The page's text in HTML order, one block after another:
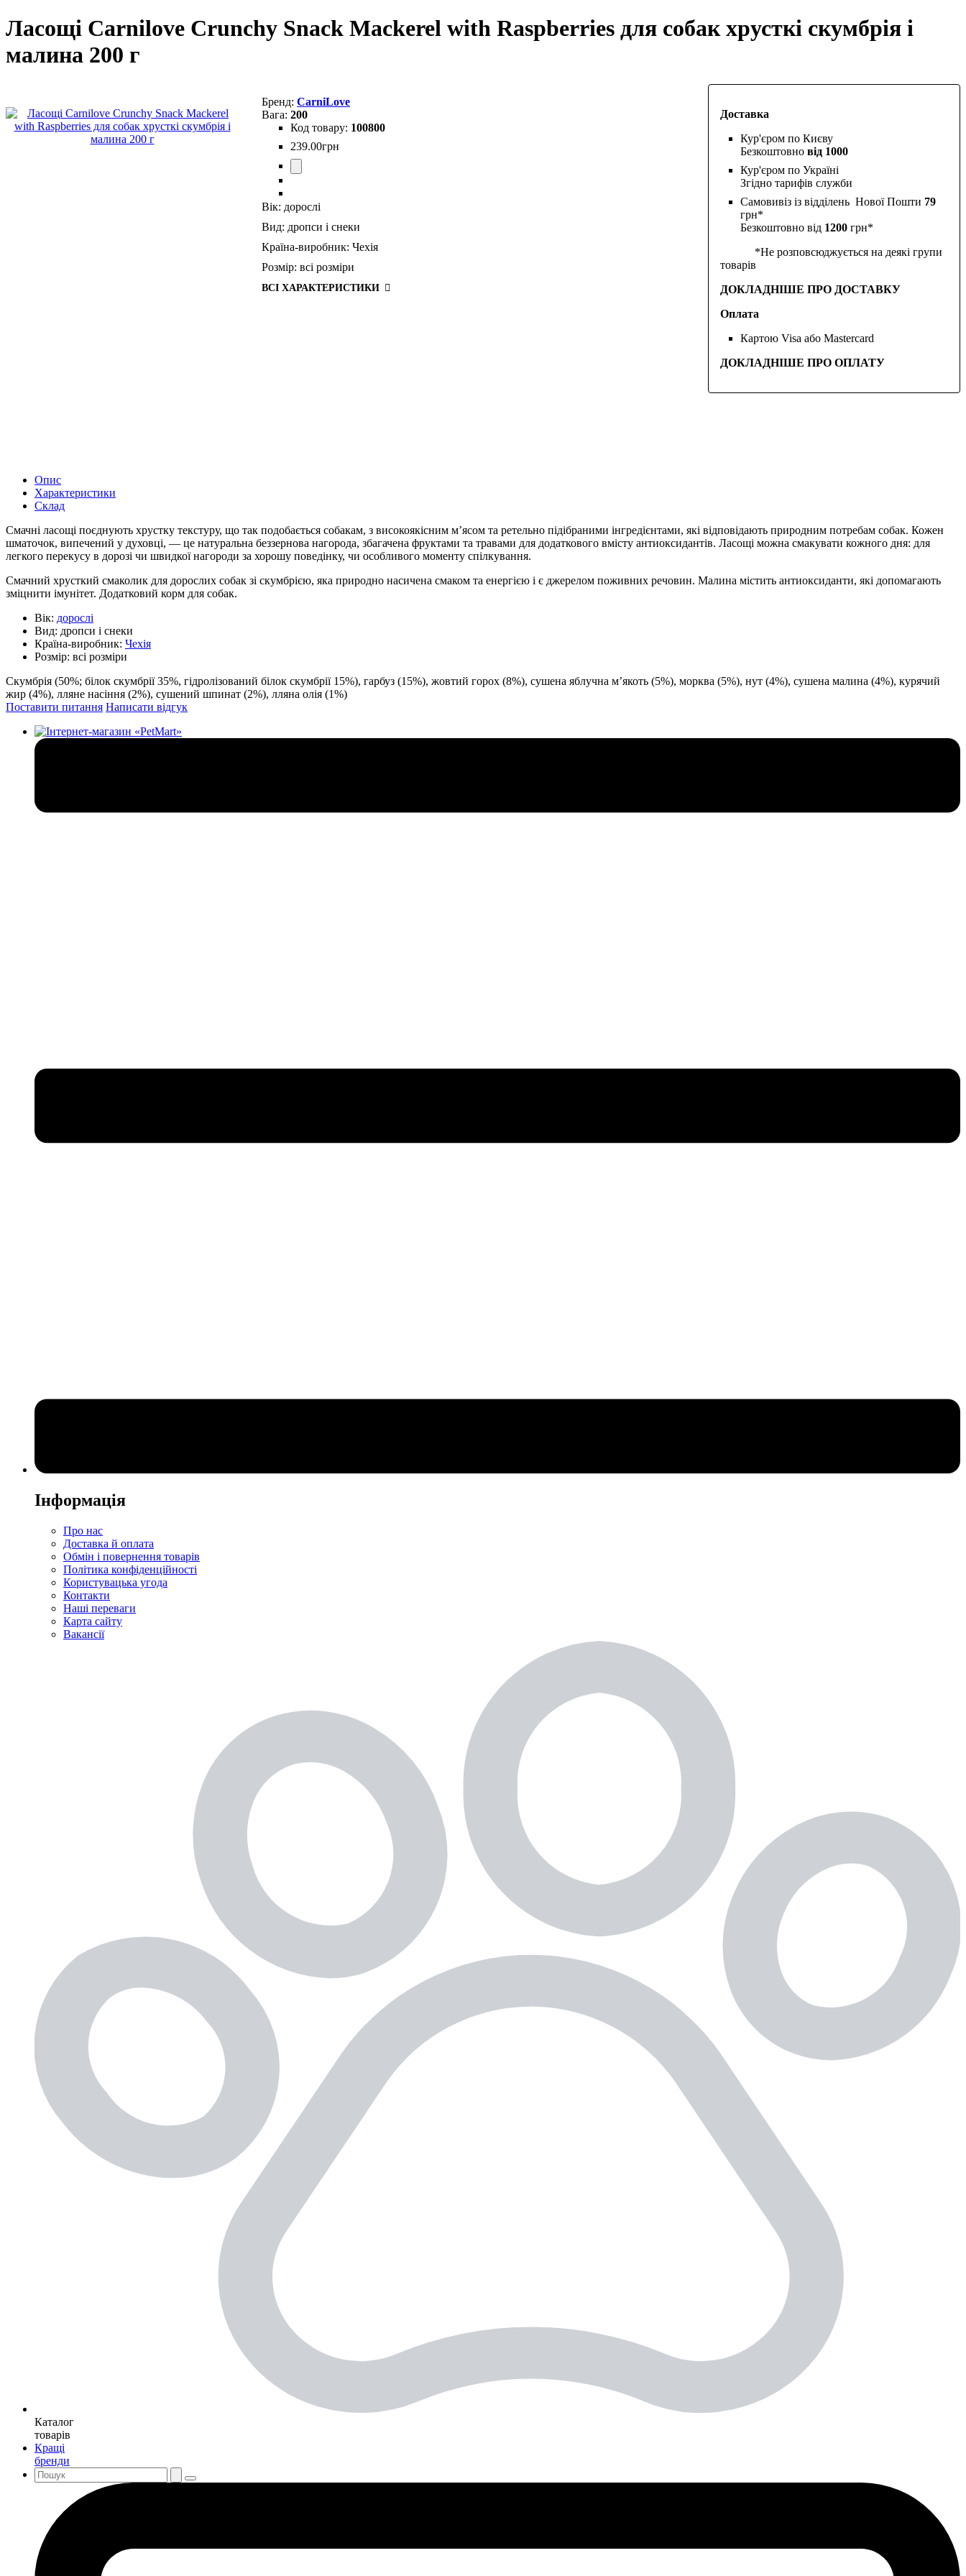
Ласощі Carnilove Crunchy Snack Mackerel with Raspberries для собак хрусткі скумбрія і
малина 200 г
Доставка
Кур'єром по Києву
Безкоштовно від 1000
Кур'єром по Україні
Згідно тарифів служби
Самовивіз із відділень Нової Пошти 79
грн*
Безкоштовно від 1200 грн*
*Не розповсюджується на деякі групи
товарів
ДОКЛАДНІШЕ ПРО ДОСТАВКУ
Оплата
Картою Visa або Mastercard
ДОКЛАДНІШЕ ПРО ОПЛАТУ
CarniLove
200
100800
239.00грн
Вік: дорослі
Вид: дропси і снеки
Країна-виробник: Чехія
Розмір: всі розміри
ВСІ ХАРАКТЕРИСТИКИ
Опис
Характеристики
Склад
Смачні ласощі поєднують хрустку текстуру, що так подобається собакам, з високоякісним м’ясом та ретельно підібраними інгредієнтами, які відповідають природним потребам собак. Кожен
шматочок, випечений у духовці, — це натуральна беззернова нагорода, збагачена фруктами та травами для додаткового вмісту антиоксидантів. Ласощі можна смакувати кожного дня: для
легкого перекусу в дорозі чи швидкої нагороди за хорошу поведінку, чи особливого моменту спілкування.
Смачний хрусткий смаколик для дорослих собак зі скумбрією, яка природно насичена смаком та енергією і є джерелом поживних речовин. Малина містить антиоксиданти, які допомагають
зміцнити імунітет. Додатковий корм для собак.
Вік: дорослі
Вид: дропси і снеки
Країна-виробник: Чехія
Розмір: всі розміри
Скумбрія (50%; білок скумбрії 35%, гідролізований білок скумбрії 15%), гарбуз (15%), жовтий горох (8%), сушена яблучна м’якоть (5%), морква (5%), нут (4%), сушена малина (4%), курячий
жир (4%), лляне насіння (2%), сушений шпинат (2%), лляна олія (1%)
Поставити питання Написати відгук
Інформація
Про нас
Доставка й оплата
Обмін і повернення товарів
Політика конфіденційності
Користувацька угода
Контакти
Наші переваги
Карта сайту
Вакансії
Каталог
товарів
Кращі
бренди